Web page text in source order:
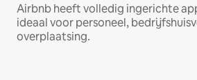
Airbnb heeft volledig ingerichte
ideaal voor personeel,
overplaatsing.